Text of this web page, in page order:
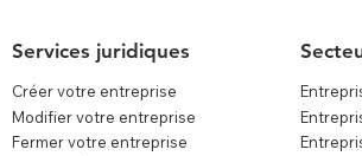
Services juridiques
Créer votre entreprise
Modifier votre entreprise
Fermer votre entreprise